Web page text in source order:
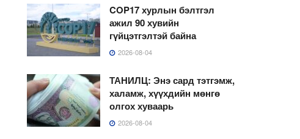
COP17 хурлын бэлтгэл
ажил 90 хувийн
гүйцэтгэлтэй байна
2026-08-04
ТАНИЛЦ: Энэ сард тэтгэмж,
халамж, хүүхдийн мөнгө
олгох хуваарь
2026-08-04